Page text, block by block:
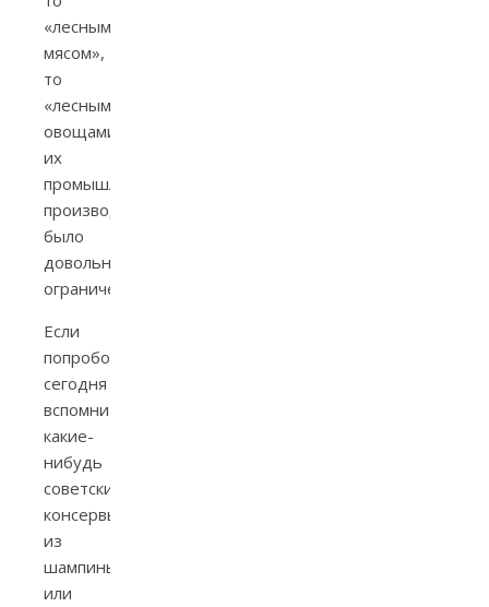
«лесным
мясом»,
то
«лесными
овощами»),
их
промышленное
производство
было
довольно
ограниченным.
Если
попробовать
сегодня
вспомнить
какие-
нибудь
советские
консервы
из
шампиньонов
или